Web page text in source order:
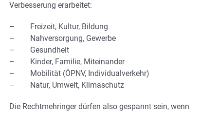
Verbesserung erarbeitet:
– Freizeit, Kultur, Bildung
– Nahversorgung, Gewerbe
– Gesundheit
– Kinder, Familie, Miteinander
– Mobilität (ÖPNV, Individualverkehr)
– Natur, Umwelt, Klimaschutz
Die Rechtmehringer dürfen also gespannt sein, wenn